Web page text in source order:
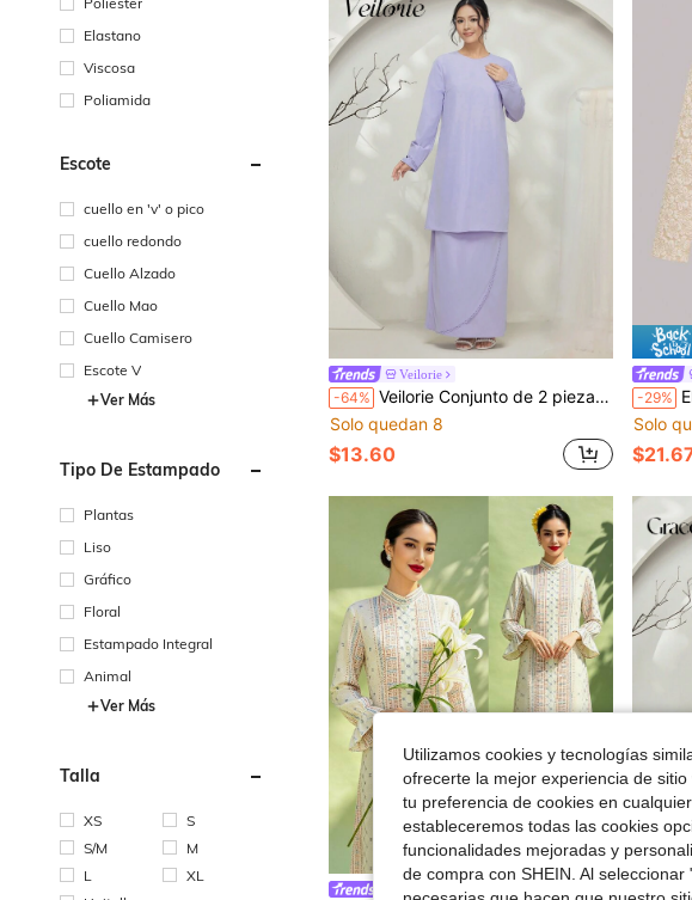
Elastano
Viscosa
Poliamida
Escote
cuello en 'v' o pico
cuello redondo
Cuello Alzado
Cuello Mao
Cuello Camisero
Escote V
Ver Más
Tipo De Estampado
Plantas
Liso
Gráfico
Floral
Estampado Integral
Animal
Ver Más
Talla
XS
S
S/M
M
L
XL
Veilorie
-64% Veilorie Conjunto de 2 piezas de Baju Kurung con Top corta con dobladillo de volantes extra largos y falda maxi, modesto
Solo quedan 8
$13.60
-29%
Solo
Utilizamos cookies y tecnologías
ofrecerte la mejor experiencia de
tu preferencia de cookies en
estableceremos todas las cookies
funcionalidades mejoradas y
de compra con SHEIN. Al